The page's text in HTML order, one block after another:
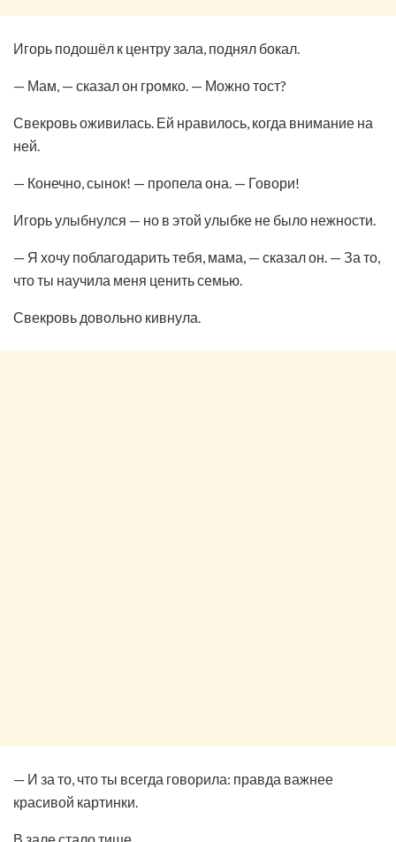
Игорь подошёл к центру зала, поднял бокал.
— Мам, — сказал он громко. — Можно тост?
Свекровь оживилась. Ей нравилось, когда внимание на
ней.
— Конечно, сынок! — пропела она. — Говори!
Игорь улыбнулся — но в этой улыбке не было нежности.
— Я хочу поблагодарить тебя, мама, — сказал он. — За то,
что ты научила меня ценить семью.
Свекровь довольно кивнула.
— И за то, что ты всегда говорила: правда важнее
красивой картинки.
В зале стало тише.